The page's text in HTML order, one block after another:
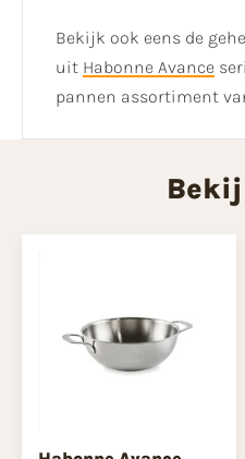
Bekijk ook eens de
uit Habonne Avance
pannen assortiment